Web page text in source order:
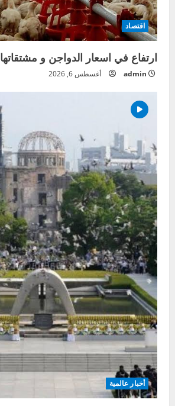
اقتصاد
ارتفاع في اسعار الدواجن و مشتقاتها
admin أغسطس 6, 2026
أخبار عالمية